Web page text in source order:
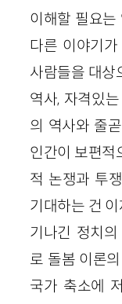
이해할 필요는
다른 이야기
사람들을 대상
역사, 자격있
의 역사와 줄
인간이 보편적
적 논쟁과 투
기대하는 건
기나긴 정치
로 돌봄 이론
국가 축소에